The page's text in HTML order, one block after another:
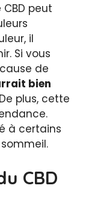
peut
il
Si vous
de
bien
plus, cette
à certains
CBD